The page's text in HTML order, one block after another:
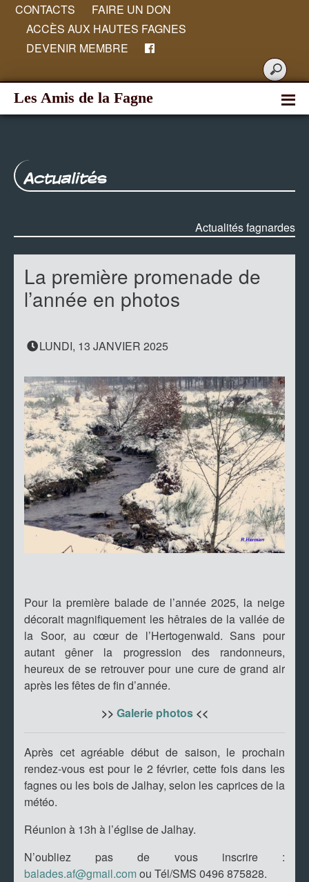
CONTACTS
FAIRE UN DON
ACCÈS AUX HAUTES FAGNES
DEVENIR MEMBRE
Les Amis de la Fagne
Actualités
Actualités fagnardes
La première promenade de
l’année en photos
LUNDI, 13 JANVIER 2025
Pour la première balade de l’année 2025, la neige
décorait magnifiquement les hêtraies de la vallée de
la Soor, au cœur de l’Hertogenwald. Sans pour
autant gêner la progression des randonneurs,
heureux de se retrouver pour une cure de grand air
après les fêtes de fin d’année.
>> Galerie photos<<
Après cet agréable début de saison, le prochain
rendez-vous est pour le 2 février, cette fois dans les
fagnes ou les bois de Jalhay, selon les caprices de la
météo.
Réunion à 13h à l’église de Jalhay.
N’oubliez pas de vous inscrire :
balades.af@gmail.comou Tél/SMS 0496 875828.